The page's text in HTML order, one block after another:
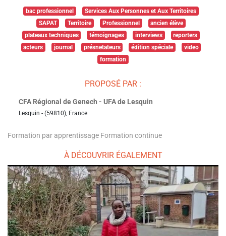
bac professionnel
Services Aux Personnes et Aux Territoires
SAPAT
Territoire Professionnel
ancien élève
plateaux techniques
témoignages interviews
reporters
acteurs
journal présnetateurs édition spéciale
video
formation
PROPOSÉ PAR :
CFA Régional de Genech - UFA de Lesquin
Lesquin - (59810), France
Formation par apprentissage Formation continue
À DÉCOUVRIR ÉGALEMENT